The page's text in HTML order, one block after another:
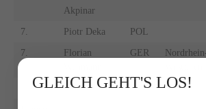
Akpinar
7. Piotr Deka POL
7.
Florian
GER
Inhalt
GLEICH GEHT'S LOS!